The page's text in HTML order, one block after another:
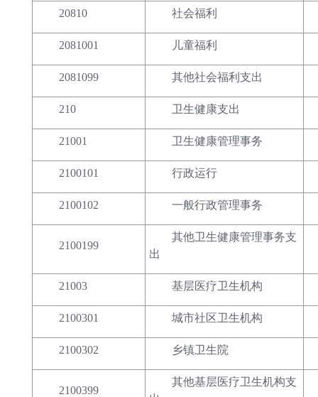
20810 社会福利
2081001 儿童福利
2081099 其他社会福利支出
210 卫生健康支出
21001 卫生健康管理事务
2100101 行政运行
2100102 一般行政管理事务
2100199
其他卫生健康管理事务支
出
21003 基层医疗卫生机构
2100301 城市社区卫生机构
2100302 乡镇卫生院
2100399
其他基层医疗卫生机构支